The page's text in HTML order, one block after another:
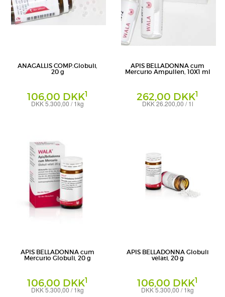
ANAGALLIS COMP.Globuli,
20 g
106,00 DKK1
DKK 5.300,00 / 1kg
APIS BELLADONNA cum
Mercurio Ampullen, 10X1 ml
262,00 DKK1
DKK 26.200,00 / 1l
APIS BELLADONNA cum
Mercurio Globuli, 20 g
106,00 DKK1
DKK 5.300,00 / 1kg
APIS BELLADONNA Globuli
velati, 20 g
106,00 DKK1
DKK 5.300,00 / 1kg